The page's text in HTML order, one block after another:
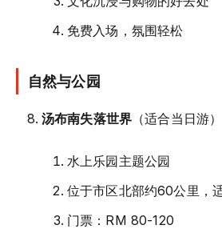
免费入场，氛围轻松
自然与公园
汤布南失落世界 （适合当日游）
水上乐园主题公园
位于市区北部约60公里，
门票：RM 80-120